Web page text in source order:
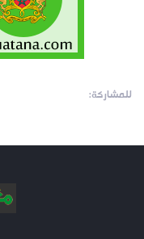
للمشاركة: